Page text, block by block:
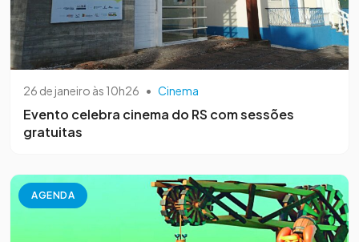
26 de janeiro às 10h26 • Cinema
Evento celebra cinema do RS com sessões
gratuitas
AGENDA